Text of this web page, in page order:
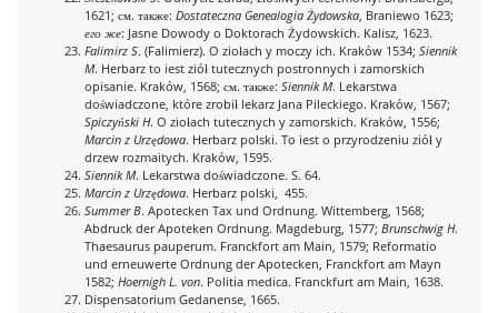
1621; см. также: Dostateczna Genealogia Żydowska , Braniewo 1623;
его же: Jasne Dowody o Doktorach Żydowskich. Kalisz, 1623.
Falimirz S. (Falimierz). O ziołach y moczy ich. Kraków 1534; Siennik
M. Herbarz to iest ziół tutecznych postronnych i zamorskich
opisanie. Kraków, 1568; см. также: Siennik M. Lekarstwa
doświadczone, które zrobił lekarz Jana Pileckiego. Kraków, 1567;
Spiczyński H. O ziołach tutecznych y zamorskich. Kraków, 1556;
Marcin z Urzędowa. Herbarz polski. To iest o przyrodzeniu ziół y
drzew rozmaitych. Kraków, 1595.
Siennik M. Lekarstwa doświadczone. S. 64.
Marcin z Urzędowa. Herbarz polski, 455.
Summer B. Apotecken Tax und Ordnung. Wittemberg, 1568;
Abdruck der Apoteken Ordnung. Magdeburg, 1577; Brunschwig H.
Thaesaurus pauperum. Franckfort am Main, 1579; Reformatio
und erneuwerte Ordnung der Apotecken, Franckfort am Mayn
1582; Hoernigh L. von. Politia medica. Franckfurt am Main, 1638.
Dispensatorium Gedanense, 1665.